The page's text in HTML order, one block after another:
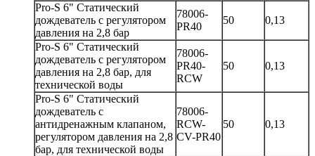
Pro-S 6" Статический
дождеватель с регулятором
давления на 2,8 бар
78006-
PR40
50 0,13
Pro-S 6" Статический
дождеватель с регулятором
давления на 2,8 бар, для
технической воды
78006-
PR40-
RCW
50 0,13
Pro-S 6" Статический
дождеватель с
антидренажным клапаном,
регулятором давления на 2,8
бар, для технической воды
78006-
RCW-
CV-PR40
50 0,13